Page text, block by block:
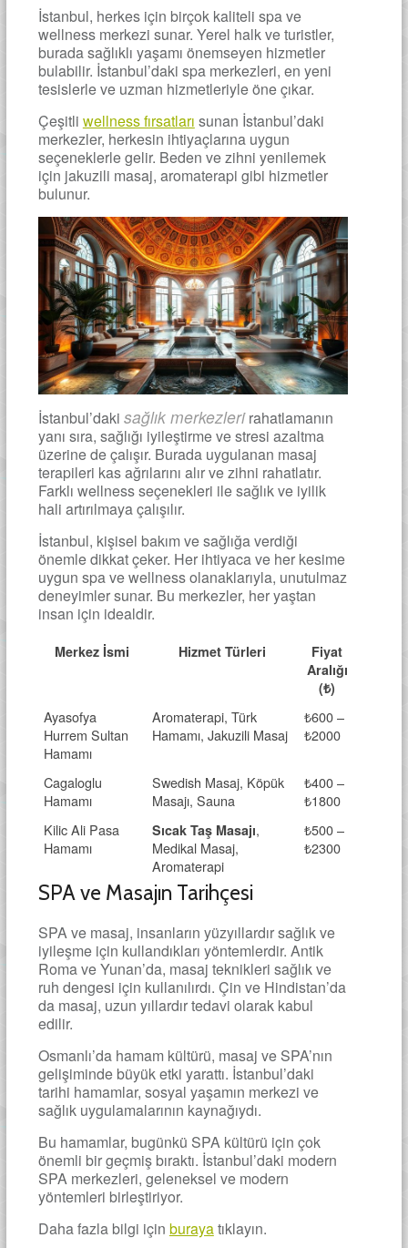
İstanbul, herkes için birçok kaliteli spa ve
wellness merkezi sunar. Yerel halk ve turistler,
burada sağlıklı yaşamı önemseyen hizmetler
bulabilir. İstanbul’daki spa merkezleri, en yeni
tesislerle ve uzman hizmetleriyle öne çıkar.
Çeşitli wellness fırsatları sunan İstanbul’daki
merkezler, herkesin ihtiyaçlarına uygun
seçeneklerle gelir. Beden ve zihni yenilemek
için jakuzili masaj, aromaterapi gibi hizmetler
bulunur.
İstanbul’daki sağlık merkezlerirahatlamanın
yanı sıra, sağlığı iyileştirme ve stresi azaltma
üzerine de çalışır. Burada uygulanan masaj
terapileri kas ağrılarını alır ve zihni rahatlatır.
Farklı wellness seçenekleri ile sağlık ve iyilik
hali artırılmaya çalışılır.
İstanbul, kişisel bakım ve sağlığa verdiği
önemle dikkat çeker. Her ihtiyaca ve her kesime
uygun spa ve wellness olanaklarıyla, unutulmaz
deneyimler sunar. Bu merkezler, her yaştan
insan için idealdir.
Merkez İsmi Hizmet Türleri
Fiyat
Aralığı
(₺)
Ayasofya
Hurrem Sultan
Hamamı
Aromaterapi, Türk
Hamamı, Jakuzili Masaj
₺600 –
₺2000
Cagaloglu
Hamamı
Swedish Masaj, Köpük
Masajı, Sauna
₺400 –
₺1800
Kilic Ali Pasa
Hamamı
Sıcak Taş Masajı,
Medikal Masaj,
Aromaterapi
₺500 –
₺2300
SPA ve Masajın Tarihçesi
SPA ve masaj, insanların yüzyıllardır sağlık ve
iyileşme için kullandıkları yöntemlerdir. Antik
Roma ve Yunan’da, masaj teknikleri sağlık ve
ruh dengesi için kullanılırdı. Çin ve Hindistan’da
da masaj, uzun yıllardır tedavi olarak kabul
edilir.
Osmanlı’da hamam kültürü, masaj ve SPA’nın
gelişiminde büyük etki yarattı. İstanbul’daki
tarihi hamamlar, sosyal yaşamın merkezi ve
sağlık uygulamalarının kaynağıydı.
Bu hamamlar, bugünkü SPA kültürü için çok
önemli bir geçmiş bıraktı. İstanbul’daki modern
SPA merkezleri, geleneksel ve modern
yöntemleri birleştiriyor.
Daha fazla bilgi için burayatıklayın.